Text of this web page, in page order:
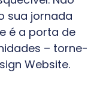
sua jornada
é a porta de
– torne-
Website.